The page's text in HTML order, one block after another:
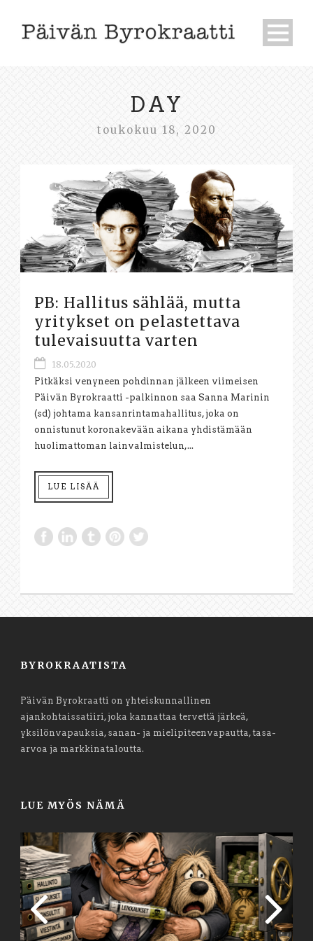
DAY
toukokuu 18, 2020
PB: Hallitus sählää, mutta
yritykset on pelastettava
tulevaisuutta varten
18.05.2020
Pitkäksi venyneen pohdinnan jälkeen viimeisen
Päivän Byrokraatti -palkinnon saa Sanna Marinin
(sd) johtama kansanrintamahallitus, joka on
onnistunut koronakevään aikana yhdistämään
huolimattoman lainvalmistelun,...
LUE LISÄÄ
BYROKRAATISTA
Päivän Byrokraatti on yhteiskunnallinen
ajankohtaissatiiri, joka kannattaa tervettä järkeä,
yksilönvapauksia, sanan- ja mielipiteenvapautta, tasa-
arvoa ja markkinataloutta.
LUE MYÖS NÄMÄ